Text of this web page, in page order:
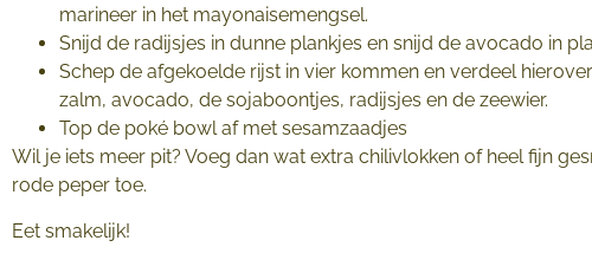
marineer in het mayonaisemengsel.
Snijd de radijsjes in dunne plankjes en snijd de avocado in
Schep de afgekoelde rijst in vier kommen en verdeel
zalm, avocado, de sojaboontjes, radijsjes en de zeewier.
Top de poké bowl af met sesamzaadjes
Wil je iets meer pit? Voeg dan wat extra chilivlokken of heel fijn
rode peper toe.
Eet smakelijk!